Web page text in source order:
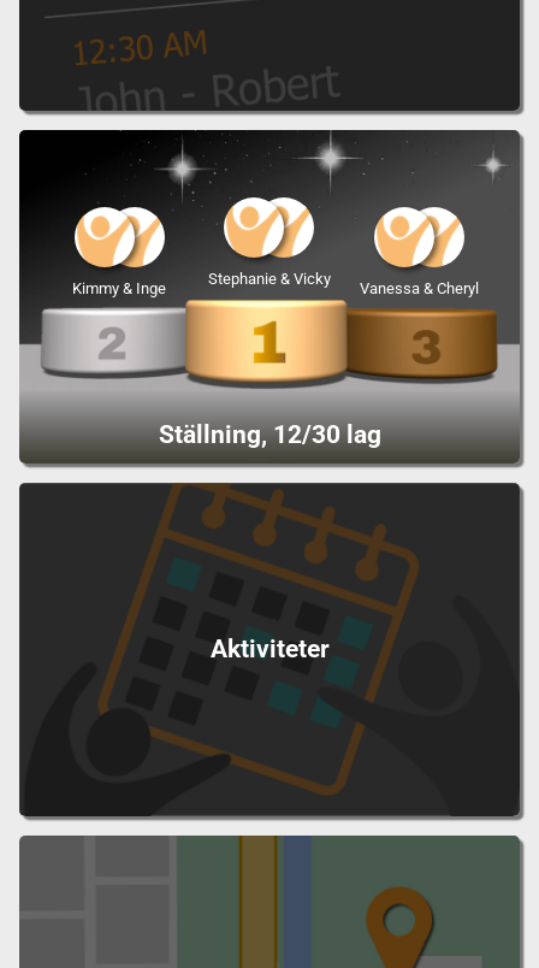
Ställning, 12/30 lag
Stephanie & Vicky
Kimmy & Inge Vanessa & Cheryl
Aktiviteter